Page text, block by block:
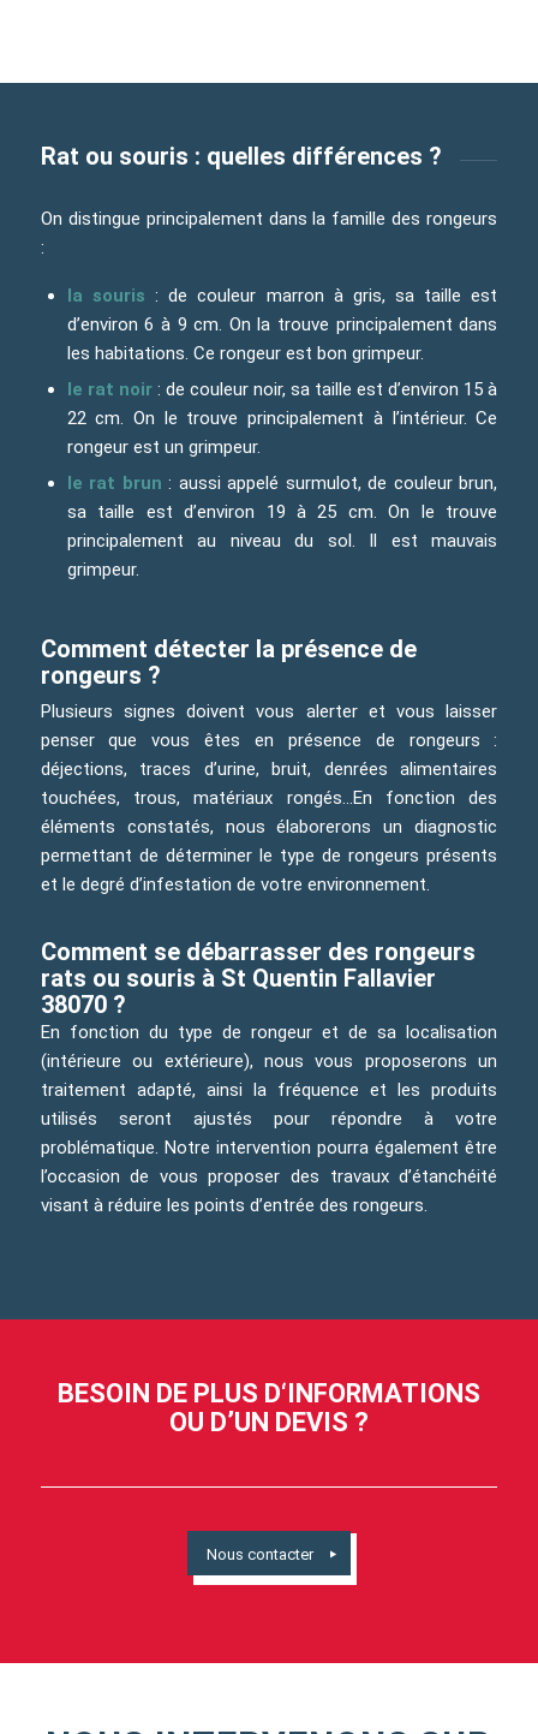
Rat ou souris : quelles différences ?
On distingue principalement dans la famille des rongeurs
:
la souris : de couleur marron à gris, sa taille est
d’environ 6 à 9 cm. On la trouve principalement dans
les habitations. Ce rongeur est bon grimpeur.
le rat noir: de couleur noir, sa taille est d’environ 15 à
22 cm. On le trouve principalement à l’intérieur. Ce
rongeur est un grimpeur.
le rat brun : aussi appelé surmulot, de couleur brun,
sa taille est d’environ 19 à 25 cm. On le trouve
principalement au niveau du sol. Il est mauvais
grimpeur.
Comment détecter la présence de
rongeurs ?
Plusieurs signes doivent vous alerter et vous laisser
penser que vous êtes en présence de rongeurs :
déjections, traces d’urine, bruit, denrées alimentaires
touchées, trous, matériaux rongés…En fonction des
éléments constatés, nous élaborerons un diagnostic
permettant de déterminer le type de rongeurs présents
et le degré d’infestation de votre environnement.
Comment se débarrasser des rongeurs
rats ou souris à St Quentin Fallavier
38070 ?
En fonction du type de rongeur et de sa localisation
(intérieure ou extérieure), nous vous proposerons un
traitement adapté, ainsi la fréquence et les produits
utilisés seront ajustés pour répondre à votre
problématique. Notre intervention pourra également être
l’occasion de vous proposer des travaux d’étanchéité
visant à réduire les points d’entrée des rongeurs.
BESOIN DE PLUS D‘INFORMATIONS
OU D’UN DEVIS ?
Nous contacter